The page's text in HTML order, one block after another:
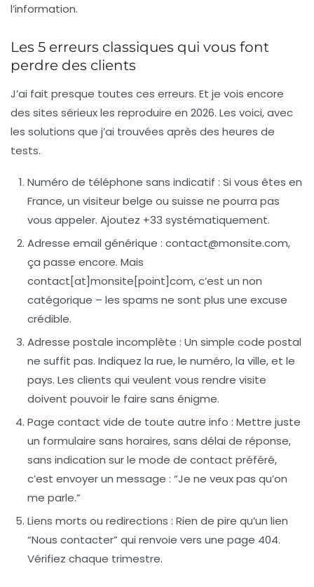
l’information.
Les 5 erreurs classiques qui vous font
perdre des clients
J’ai fait presque toutes ces erreurs. Et je vois encore
des sites sérieux les reproduire en 2026. Les voici, avec
les solutions que j’ai trouvées après des heures de
tests.
Numéro de téléphone sans indicatif : Si vous êtes en
France, un visiteur belge ou suisse ne pourra pas
vous appeler. Ajoutez +33 systématiquement.
Adresse email générique : contact@monsite.com,
ça passe encore. Mais
contact[at]monsite[point]com, c’est un non
catégorique – les spams ne sont plus une excuse
crédible.
Adresse postale incomplète : Un simple code postal
ne suffit pas. Indiquez la rue, le numéro, la ville, et le
pays. Les clients qui veulent vous rendre visite
doivent pouvoir le faire sans énigme.
Page contact vide de toute autre info : Mettre juste
un formulaire sans horaires, sans délai de réponse,
sans indication sur le mode de contact préféré,
c’est envoyer un message : “Je ne veux pas qu’on
me parle.”
Liens morts ou redirections : Rien de pire qu’un lien
“Nous contacter” qui renvoie vers une page 404.
Vérifiez chaque trimestre.